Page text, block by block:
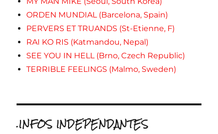
ORDEN MUNDIAL (Barcelona, Spain)
PERVERS ET TRUANDS (St-Etienne, F)
RAI KO RIS (Katmandou, Nepal)
SEE YOU IN HELL (Brno, Czech Republic)
TERRIBLE FEELINGS (Malmo, Sweden)
.INFOS INDEPENDANTES